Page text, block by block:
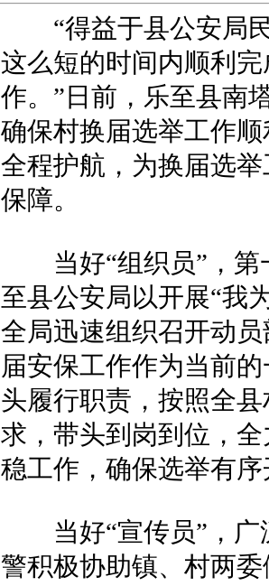
“得益于县公安局民
这么短的时间内顺利
作。”日前，乐至县南
确保村换届选举工作
全程护航，为换届选
保障。
当好“组织员”，第
至县公安局以开展“我
全局迅速组织召开动
届安保工作作为当前
头履行职责，按照全
求，带头到岗到位，
稳工作，确保选举有
当好“宣传员”，广
警积极协助镇、村两